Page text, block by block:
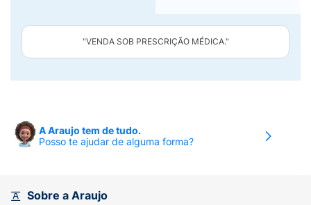
"VENDA SOB PRESCRIÇÃO MÉDICA."
A Araujo tem de tudo.
Posso te ajudar de alguma forma?
Sobre a Araujo